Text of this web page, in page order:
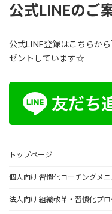
公式LINEのご
公式LINE登録はこちら
ゼントしています☆
トップページ
個人向け 習慣化コーチングメニ
法人向け 組織改革・習慣化プ